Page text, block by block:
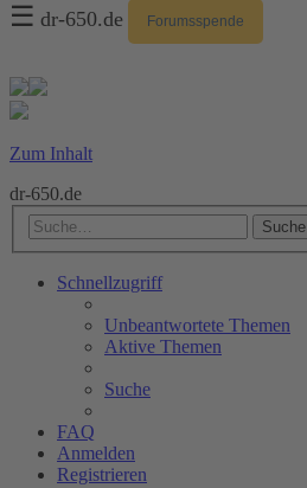
☰ dr-650.de Forumsspende
Zum Inhalt
dr-650.de
Suche
Schnellzugriff
Unbeantwortete Themen
Aktive Themen
Suche
FAQ
Anmelden
Registrieren